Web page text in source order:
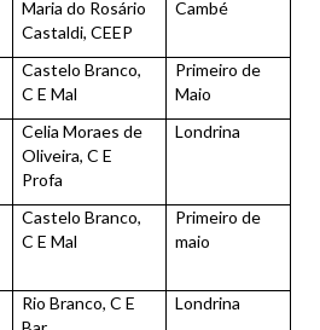
Maria do Rosário
Castaldi, CEEP
Cambé
Castelo Branco,
C E Mal
Primeiro de
Maio
Celia Moraes de
Oliveira, C E
Profa
Londrina
Castelo Branco,
C E Mal
Primeiro de
maio
Rio Branco, C E
Londrina